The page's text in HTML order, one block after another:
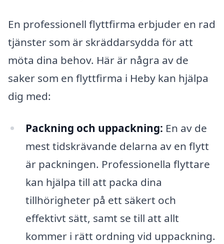
En professionell flyttfirma erbjuder en rad
tjänster som är skräddarsydda för att
möta dina behov. Här är några av de
saker som en flyttfirma i Heby kan hjälpa
dig med:
Packning och uppackning: En av de
mest tidskrävande delarna av en flytt
är packningen. Professionella flyttare
kan hjälpa till att packa dina
tillhörigheter på ett säkert och
effektivt sätt, samt se till att allt
kommer i rätt ordning vid uppackning.